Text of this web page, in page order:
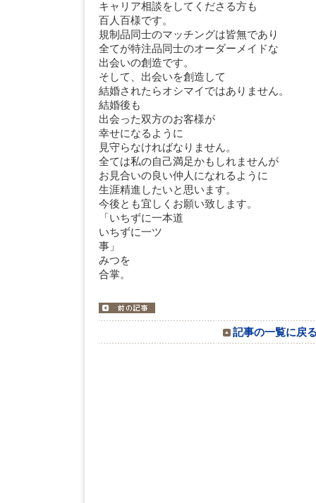
キャリア相談をしてくださる方も
百人百様です。
規制品同士のマッチングは皆無であり
全てが特注品同士のオーダーメイドな
出会いの創造です。
そして、出会いを創造して
結婚されたらオシマイではありません。
結婚後も
出会った双方のお客様が
幸せになるように
見守らなければなりません。
全ては私の自己満足かもしれませんが
お見合いの良い仲人になれるように
生涯精進したいと思います。
今後とも宜しくお願い致します。
「いちずに一本道
いちずに一ツ
事
みつを
合掌。
記事の一覧に戻